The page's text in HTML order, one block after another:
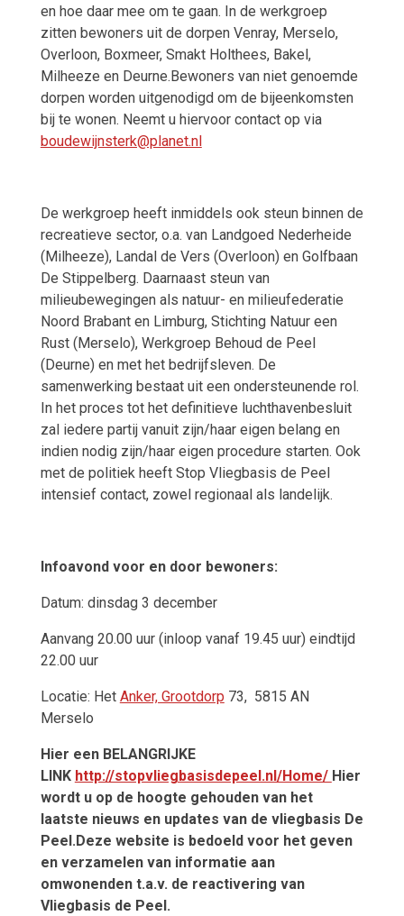
en hoe daar mee om te gaan. In de werkgroep
zitten bewoners uit de dorpen Venray, Merselo,
Overloon, Boxmeer, Smakt Holthees, Bakel,
Milheeze en Deurne.Bewoners van niet genoemde
dorpen worden uitgenodigd om de bijeenkomsten
bij te wonen. Neemt u hiervoor contact op via
boudewijnsterk@planet.nl
De werkgroep heeft inmiddels ook steun binnen de
recreatieve sector, o.a. van Landgoed Nederheide
(Milheeze), Landal de Vers (Overloon) en Golfbaan
De Stippelberg. Daarnaast steun van
milieubewegingen als natuur- en milieufederatie
Noord Brabant en Limburg, Stichting Natuur een
Rust (Merselo), Werkgroep Behoud de Peel
(Deurne) en met het bedrijfsleven. De
samenwerking bestaat uit een ondersteunende rol.
In het proces tot het definitieve luchthavenbesluit
zal iedere partij vanuit zijn/haar eigen belang en
indien nodig zijn/haar eigen procedure starten. Ook
met de politiek heeft Stop Vliegbasis de Peel
intensief contact, zowel regionaal als landelijk.
Infoavond voor en door bewoners:
Datum: dinsdag 3 december
Aanvang 20.00 uur (inloop vanaf 19.45 uur) eindtijd
22.00 uur
Locatie: Het Anker, Grootdorp 73, 5815 AN
Merselo
Hier een BELANGRIJKE
LINK http://stopvliegbasisdepeel.nl/Home/ Hier
wordt u op de hoogte gehouden van het
laatste nieuws en updates van de vliegbasis De
Peel.Deze website is bedoeld voor het geven
en verzamelen van informatie aan
omwonenden t.a.v. de reactivering van
Vliegbasis de Peel.